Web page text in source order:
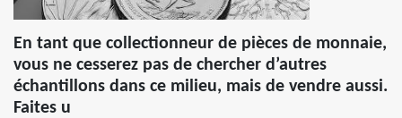
En tant que collectionneur de pièces de monnaie,
vous ne cesserez pas de chercher d’autres
échantillons dans ce milieu, mais de vendre aussi.
Faites u